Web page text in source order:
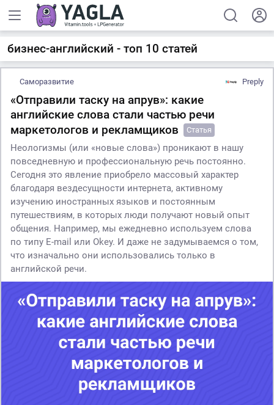
бизнес-английский - топ 10 статей
Саморазвитие Preply
«Отправили таску на апрув»: какие
английские слова стали частью речи
маркетологов и рекламщиков
Статья
Неологизмы (или «новые слова») проникают в нашу
повседневную и профессиональную речь постоянно.
Сегодня это явление приобрело массовый характер
благодаря вездесущности интернета, активному
изучению иностранных языков и постоянным
путешествиям, в которых люди получают новый опыт
общения. Например, мы ежедневно используем слова
по типу E-mail или Okey. И даже не задумываемся о том,
что изначально они использовались только в
английской речи.